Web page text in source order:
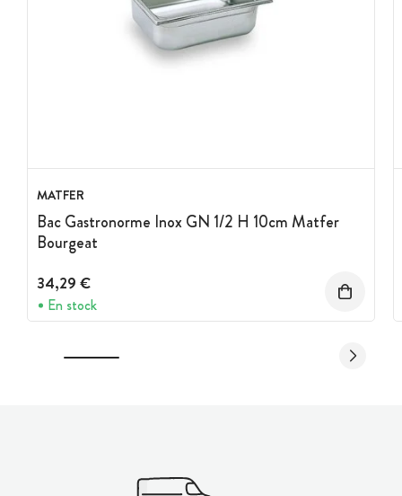
MATFER
Bac Gastronorme Inox GN 1/2 H 10cm Matfer
Bourgeat
34,29 €
En stock